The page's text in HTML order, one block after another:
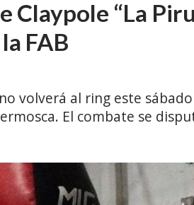
Claypole “La
FAB
volverá al ring este
El combate se